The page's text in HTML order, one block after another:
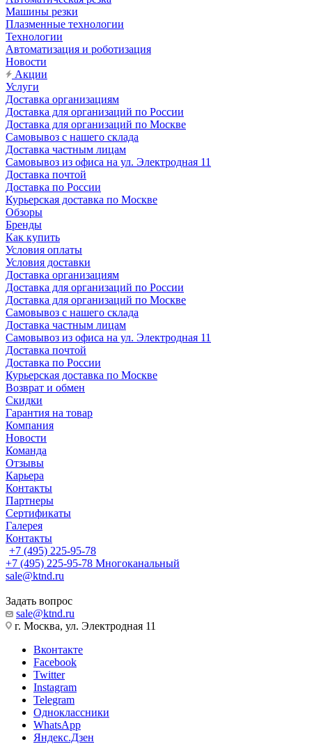
Машины резки
Плазменные технологии
Технологии
Автоматизация и роботизация
Новости
Акции
Услуги
Доставка организациям
Доставка для организаций по России
Доставка для организаций по Москве
Самовывоз с нашего склада
Доставка частным лицам
Самовывоз из офиса на ул. Электродная 11
Доставка почтой
Доставка по России
Курьерская доставка по Москве
Обзоры
Бренды
Как купить
Условия оплаты
Условия доставки
Доставка организациям
Доставка для организаций по России
Доставка для организаций по Москве
Самовывоз с нашего склада
Доставка частным лицам
Самовывоз из офиса на ул. Электродная 11
Доставка почтой
Доставка по России
Курьерская доставка по Москве
Возврат и обмен
Скидки
Гарантия на товар
Компания
Новости
Команда
Отзывы
Карьера
Контакты
Партнеры
Сертификаты
Галерея
Контакты
+7 (495) 225-95-78
+7 (495) 225-95-78 Многоканальный
sale@ktnd.ru
Задать вопрос
sale@ktnd.ru
г. Москва, ул. Электродная 11
Вконтакте
Facebook
Twitter
Instagram
Telegram
Одноклассники
WhatsApp
Яндекс.Дзен